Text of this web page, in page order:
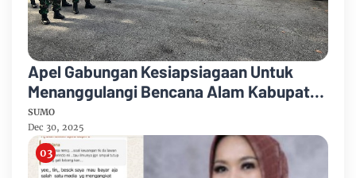
Apel Gabungan Kesiapsiagaan Untuk
Menanggulangi Bencana Alam Kabupaten
Bengkalis
SUMO
Dec 30, 2025